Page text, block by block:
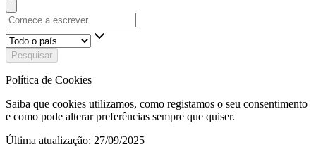
Pesquisar
Política de Cookies
Saiba que cookies utilizamos, como registamos o seu consentimento
e como pode alterar preferências sempre que quiser.
Última atualização: 27/09/2025